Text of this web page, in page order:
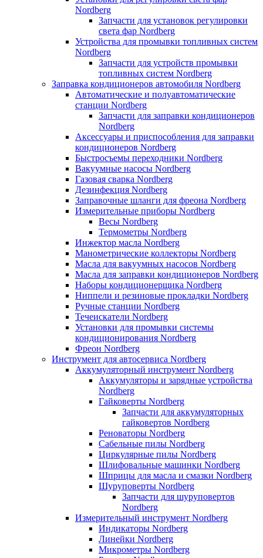
Nordberg
Запчасти для установок регулировки
света фар Nordberg
Устройства для промывки топливных систем
Nordberg
Запчасти для устройств промывки
топливных систем Nordberg
Заправка кондиционеров автомобиля Nordberg
Автоматические и полуавтоматические
станции Nordberg
Запчасти для заправки кондиционеров
Nordberg
Аксессуары и приспособления для заправки
кондиционеров Nordberg
Быстросъемы переходники Nordberg
Вакуумные насосы Nordberg
Газовая сварка Nordberg
Дезинфекция Nordberg
Заправочные шланги для фреона Nordberg
Измерительные приборы Nordberg
Весы Nordberg
Термометры Nordberg
Инжектор масла Nordberg
Манометрические коллекторы Nordberg
Масла для вакуумных насосов Nordberg
Масла для заправки кондиционеров Nordberg
Наборы кондиционерщика Nordberg
Ниппели и резиновые прокладки Nordberg
Ручные станции Nordberg
Течеискатели Nordberg
Установки для промывки системы
кондиционирования Nordberg
Фреон Nordberg
Инструмент для автосервиса Nordberg
Аккумуляторный инструмент Nordberg
Аккумуляторы и зарядные устройства
Nordberg
Гайковерты Nordberg
Запчасти для аккумуляторных
гайковертов Nordberg
Реноваторы Nordberg
Сабельные пилы Nordberg
Циркулярные пилы Nordberg
Шлифовальные машинки Nordberg
Шприцы для масла и смазки Nordberg
Шуруповерты Nordberg
Запчасти для шуруповертов
Nordberg
Измерительный инструмент Nordberg
Индикаторы Nordberg
Линейки Nordberg
Микрометры Nordberg